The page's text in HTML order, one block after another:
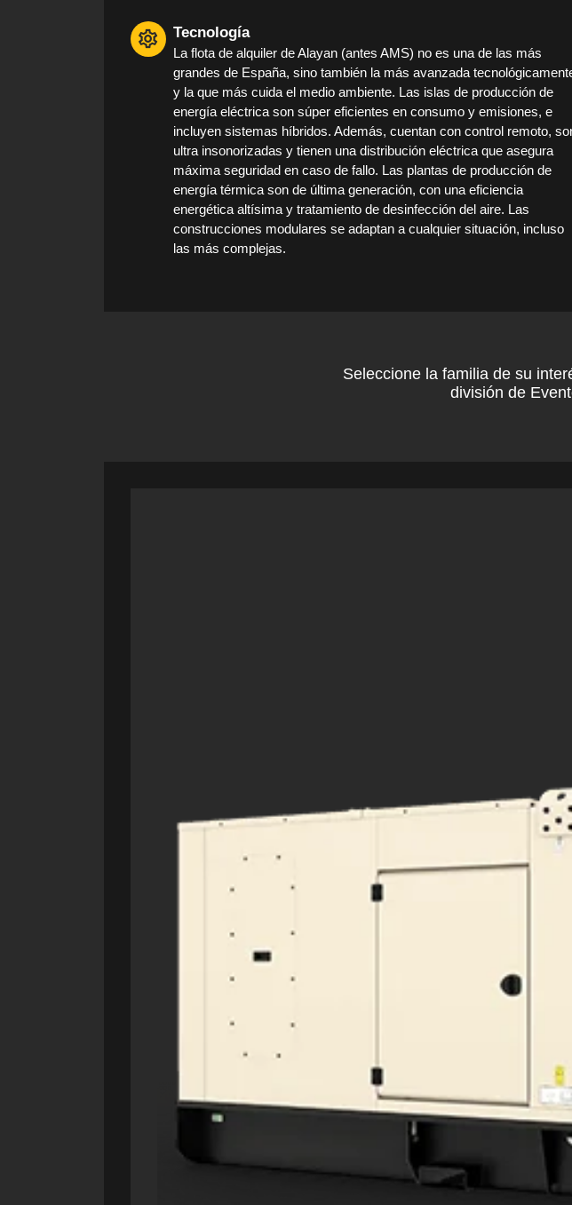
Tecnología
La flota de alquiler de Alayan (antes AMS) no es una de las más
grandes de España, sino también la más avanzada
y la que más cuida el medio ambiente. Las islas de producción de
energía eléctrica son súper eficientes en consumo y emisiones, e
incluyen sistemas híbridos. Además, cuentan con control remoto,
ultra insonorizadas y tienen una distribución eléctrica que asegura
máxima seguridad en caso de fallo. Las plantas de producción de
energía térmica son de última generación, con una eficiencia
energética altísima y tratamiento de desinfección del aire. Las
construcciones modulares se adaptan a cualquier situación, incluso
las más complejas.
Seleccione la familia de su
división de